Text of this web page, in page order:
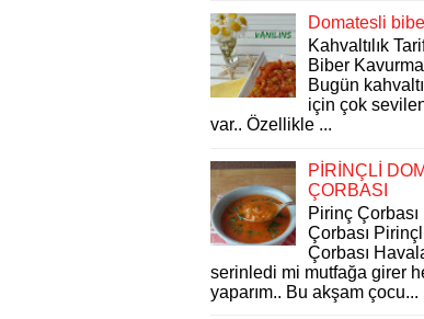
Domatesli
Kahvaltılık
Biber
Bugün
için çok
var.. Özellikle ...
PİRİNÇLİ
ÇORBASI
Pirinç
Çorbası
Çorbası
serinledi mi mutfağa girer
yaparım.. Bu akşam çocu...